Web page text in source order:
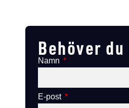
Behöver
Namn
E-post